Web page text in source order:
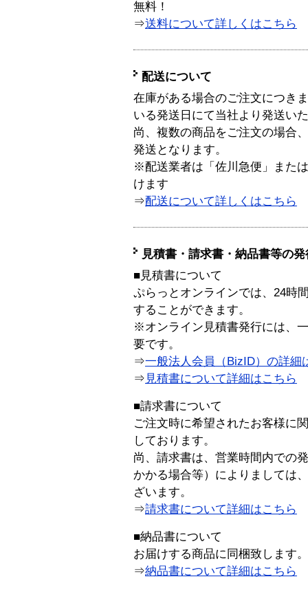
無料！
⇒送料について詳しくはこちら
配送について
在庫がある場合のご注文につき
いる発送日にて当社より発送い
尚、複数の商品をご注文の場合
発送となります。
※配送業者は「佐川急便」また
けます
⇒配送について詳しくはこちら
見積書・請求書・納品書等の
■見積書について
ぷらっとオンラインでは、24時
することができます。
※オンライン見積書発行には、
要です。
⇒一般法人会員（BizID）の詳細
⇒ 見積書について詳細はこちら
■請求書について
ご注文時に希望されたお客様に
しております。
尚、請求書は、営業時間内での
かかる場合等）によりましては
ざいます。
⇒請求書について詳細はこちら
■納品書について
お届けする商品に同梱致します。
⇒納品書について詳細はこちら